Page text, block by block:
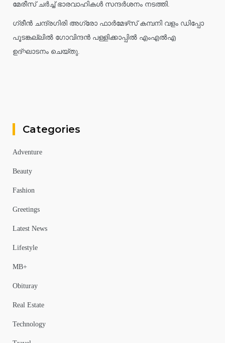
മേരീസ് ചർച്ച് ഭാരവാഹികൾ സന്ദർശനം നടത്തി.
ഗ്രീൻ ചന്ദ്രഗിരി അഗ്രോ ഫാർമേഴ്‌സ് കമ്പനി വളം ഡിപ്പോ
പൂടങ്കല്ലിൽ ഗോവിന്ദൻ പള്ളിക്കാപ്പിൽ എംഎൽഎ
ഉദ്ഘാടനം ചെയ്തു.
Categories
Adventure
Beauty
Fashion
Greetings
Latest News
Lifestyle
MB+
Obituray
Real Estate
Technology